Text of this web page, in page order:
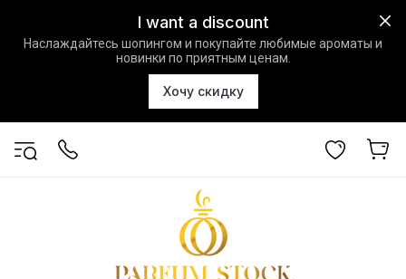
I want a discount
Наслаждайтесь шопингом и покупайте любимые ароматы и
новинки по приятным ценам.
Хочу скидку